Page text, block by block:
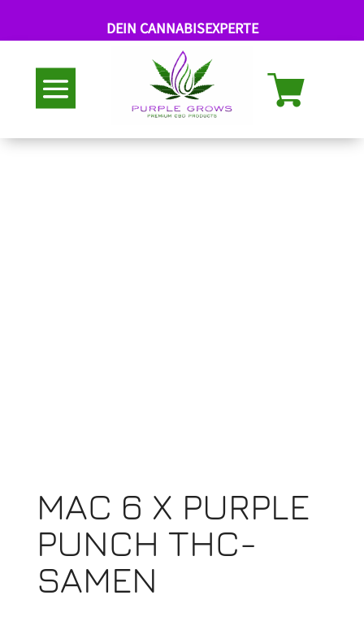
DEIN CANNABISEXPERTE
Abholung nach Termin
MAC 6 X PURPLE
PUNCH THC-
SAMEN